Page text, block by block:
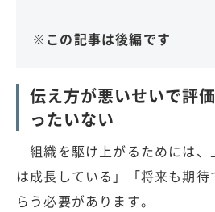
※この記事は後編です
伝え方が悪いせいで評
ったいない
組織を駆け上がるためには、
は成長している」「将来も期
らう必要があります。